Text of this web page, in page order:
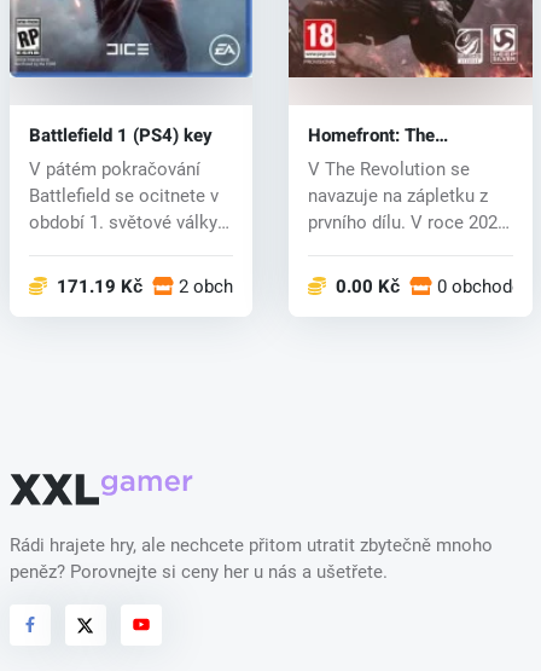
Battlefield 1 (PS4) key
V pátém pokračování
Battlefield se ocitnete v
období 1. světové války a
171.19 Kč 2 obchodech
Homefront: The
Revolution (PS4) key
V The Revolution se
navazuje na zápletku z
prvního dílu. V roce 2025
0.00 Kč 0 obchodech
Rádi hrajete hry, ale nechcete přitom utratit zbytečně mnoho
peněz? Porovnejte si ceny her u nás a ušetřete.